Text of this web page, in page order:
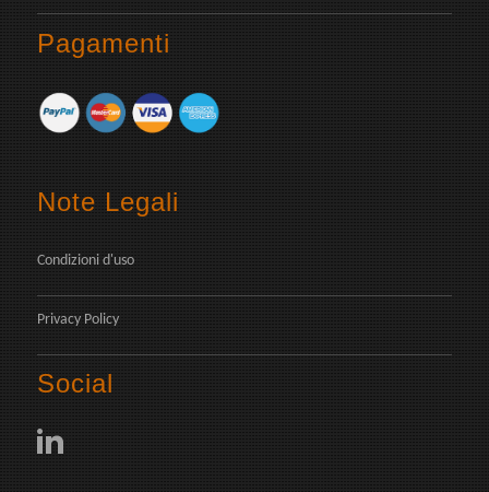
Pagamenti
Note Legali
Condizioni d'uso
Privacy Policy
Social